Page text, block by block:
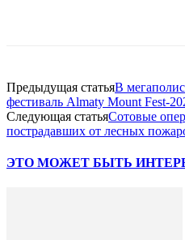
Предыдущая статьяВ
фестиваль Almaty Mount Fest-
Следующая статьяСотовые
пострадавших от лесных
ЭТО МОЖЕТ БЫТЬ